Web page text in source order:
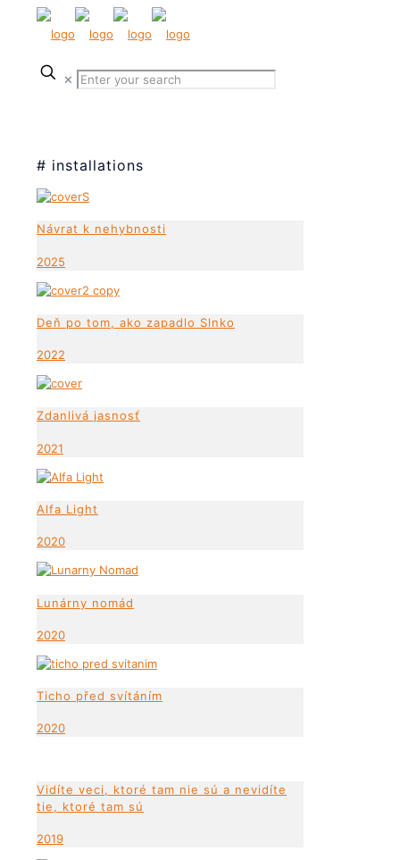
✕
# installations
Návrat k nehybnosti
2025
Deň po tom, ako zapadlo Slnko
2022
Zdanlivá jasnosť
2021
Alfa Light
2020
Lunárny nomád
2020
Ticho před svítáním
2020
Vidíte veci, ktoré tam nie sú a nevidíte
tie, ktoré tam sú
2019